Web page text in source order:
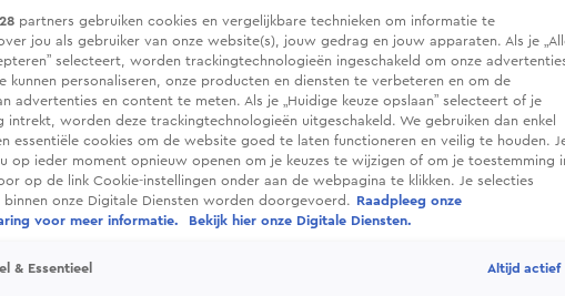
LivestreamsShop
19 mrt
De
28 partners gebruiken cookies en vergelijkbare technieken om informatie te
jou als gebruiker van onze website(s), jouw gedrag en jouw apparaten. Als je
selecteert, worden trackingtechnologieën ingeschakeld om onze
kunnen personaliseren, onze producten en diensten te verbeteren en om de
advertenties en content te meten. Als je „Huidige keuze opslaan” selecteert of je
intrekt, worden deze trackingtechnologieën uitgeschakeld. We gebruiken dan enkel
essentiële cookies om de website goed te laten functioneren en veilig te houden.
op ieder moment opnieuw openen om je keuzes te wijzigen of om je toestemming
op de link Cookie-instellingen onder aan de webpagina te klikken. Je selecties
binnen onze Digitale Diensten worden doorgevoerd.
Raadpleeg onze
voor meer informatie.
Bekijk hier onze Digitale Diensten.
& Essentieel Altijd actief